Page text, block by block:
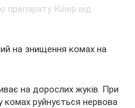
на знищення комах на
на дорослих жуків. При
комах руйнується нервова